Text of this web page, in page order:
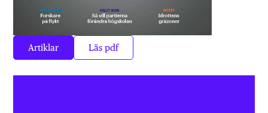
Artiklar Läs pdf